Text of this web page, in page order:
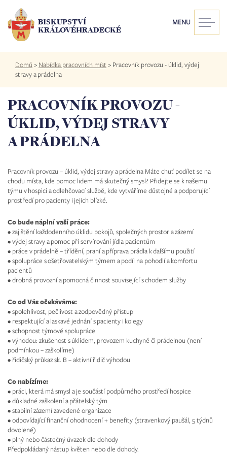
hlavnímu
obsahu
BISKUPSTVÍ
KRÁLOVÉHRADECKÉ
MENU
Drobečková
navigace
Domů > Nabídka pracovních míst > Pracovník provozu - úklid, výdej
stravy a prádelna
PRACOVNÍK PROVOZU -
ÚKLID, VÝDEJ STRAVY
A PRÁDELNA
Pracovník provozu – úklid, výdej stravy a prádelna Máte chuť podílet se na
chodu místa, kde pomoc lidem má skutečný smysl? Přidejte se k našemu
týmu v hospici a odlehčovací službě, kde vytváříme důstojné a podporující
prostředí pro pacienty i jejich blízké.
Co bude náplní vaší práce:
• zajištění každodenního úklidu pokojů, společných prostor a zázemí
• výdej stravy a pomoc při servírování jídla pacientům
• práce v prádelně – třídění, praní a příprava prádla k dalšímu použití
• spolupráce s ošetřovatelským týmem a podíl na pohodlí a komfortu
pacientů
• drobná provozní a pomocná činnost související s chodem služby
Co od Vás očekáváme:
• spolehlivost, pečlivost a zodpovědný přístup
• respektující a laskavé jednání s pacienty i kolegy
• schopnost týmové spolupráce
• výhodou: zkušenost s úklidem, provozem kuchyně či prádelnou (není
podmínkou – zaškolíme)
• řidičský průkaz sk. B – aktivní řidič výhodou
Co nabízíme:
• práci, která má smysl a je součástí podpůrného prostředí hospice
• důkladné zaškolení a přátelský tým
• stabilní zázemí zavedené organizace
• odpovídající finanční ohodnocení + benefity (stravenkový paušál, 5 týdnů
dovolené)
• plný nebo částečný úvazek dle dohody
Předpokládaný nástup květen nebo dle dohody.